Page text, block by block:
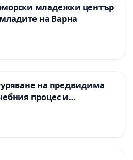
младежки център
на Варна
на предвидима
процес и
на равнопоставено
на учениците от
I“ и Хуманитарна